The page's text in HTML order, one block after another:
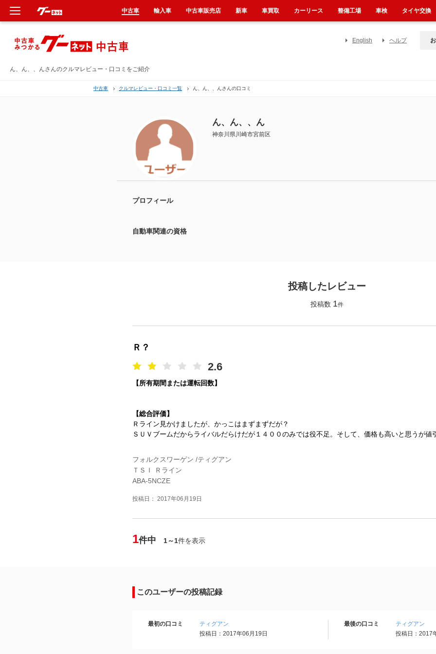
ん、ん、、んさんのクルマレビュー・口コミをご紹介
English ヘルプ
中古車 クルマレビュー・口コミ一覧 ん、ん、、んさんの口コミ
ん、ん、、ん
神奈川県川崎市宮前区
プロフィール
自動車関連の資格
投稿したレビュー
投稿数 1件
Ｒ？
2.6
【所有期間または運転回数】
【総合評価】
Ｒライン見かけましたが、かっこはまずまずだが？
ＳＵＶブームだからライバルだらけだが１４００のみでは役不足。そして、価格も高いと思うが値
フォルクスワーゲン /ティグアン
ＴＳＩ Ｒライン
ABA-5NCZE
投稿日： 2017年06月19日
1件中 1～1件を表示
このユーザーの投稿記録
最初の口コミ
ティグアン
投稿日：2017年06月19日
最後の口コミ
ティグアン
投稿日：2017
中古車 輸入車 中古車販売店 新車 車買取 カーリース 整備工場 車検 タイヤ交換
新車
中古車